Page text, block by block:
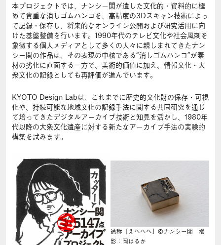
本プロジェクトでは、ナンシー関が遺した文化的・資料的に極
めて貴重な消しゴムハンコを、高精度の3Dスキャン技術によっ
て記録・保存し、将来的なオンライン公開および研究活用に向
けた基盤整備を行います。1990年代のテレビ文化や社会風刺を
象徴する個人メディアとして多くの人々に親しまれてきたナン
シー関の作品は、その表現の中核である“消しゴムハンコ”が素
材の劣化に直面する一方で、美術的価値に加え、情報文化・大
衆文化の記録としても再評価が進んでいます。
KYOTO Design Labは、これまでに歴史的文化財の保存・可視
化や、持続可能な地域文化の記録手法に関する共同研究を通じ
て培ってきたデジタルアーカイブ技術と知見を活かし、1980年
代以降の大衆文化遺産に対する新たなアーカイブ手法の実験的
構築を試みます。
通称「えへへへ」©︎ナンシー関 撮
影：岡はるか